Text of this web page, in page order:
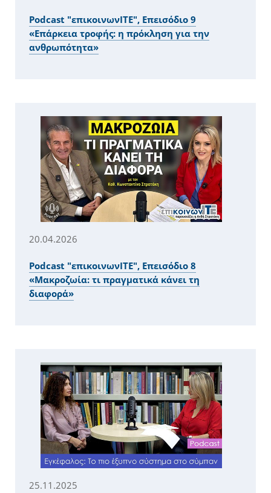
Podcast "επικοινωνITE", Επεισόδιο 9
«Επάρκεια τροφής: η πρόκληση για την
ανθρωπότητα»
20.04.2026
Podcast "επικοινωνITE", Επεισόδιο 8
«Μακροζωία: τι πραγματικά κάνει τη
διαφορά»
25.11.2025